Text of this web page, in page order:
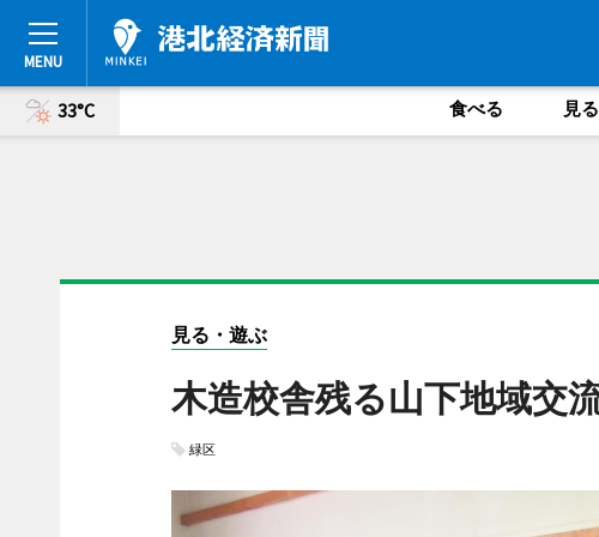
33°C 食べる 見
見る・遊ぶ
木造校舎残る山下地域交
緑区